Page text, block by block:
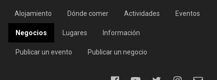
Alojamiento Dónde comer Actividades Eventos
Negocios Lugares Información
Publicar un evento Publicar un negocio